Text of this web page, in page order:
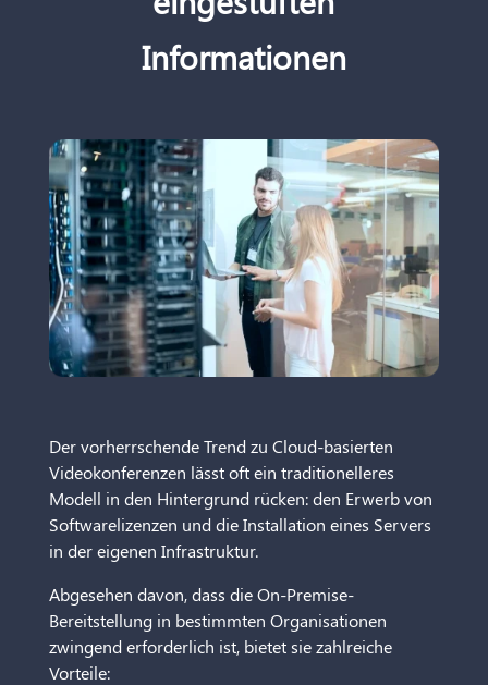
Informationen
Der vorherrschende Trend zu Cloud-basierten
Videokonferenzen lässt oft ein traditionelleres
Modell in den Hintergrund rücken: den Erwerb von
Softwarelizenzen und die Installation eines Servers
in der eigenen Infrastruktur.
Abgesehen davon, dass die On-Premise-
Bereitstellung in bestimmten Organisationen
zwingend erforderlich ist, bietet sie zahlreiche
Vorteile: